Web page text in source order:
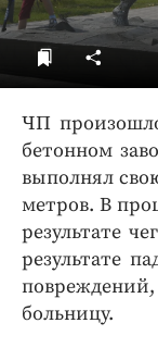
ЧП
бетонном
выполнял
метров. В
результате
результате
больницу.